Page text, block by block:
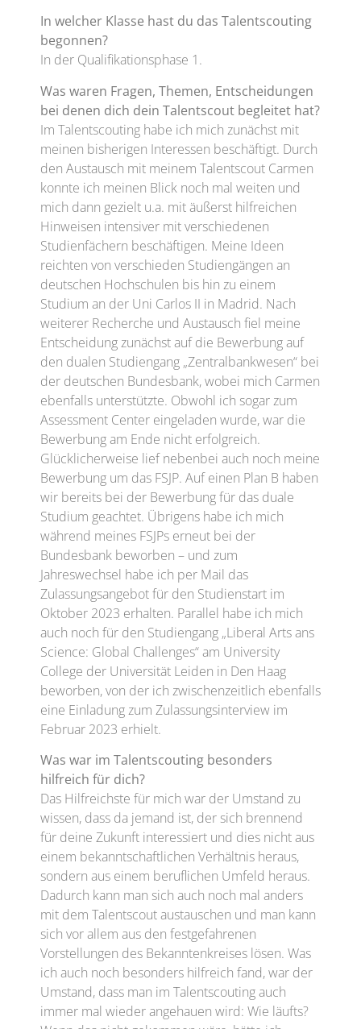
In welcher Klasse hast du das Talentscouting
begonnen?
In der Qualifikationsphase 1.
Was waren Fragen, Themen, Entscheidungen
bei denen dich dein Talentscout begleitet hat?
Im Talentscouting habe ich mich zunächst mit
meinen bisherigen Interessen beschäftigt. Durch
den Austausch mit meinem Talentscout Carmen
konnte ich meinen Blick noch mal weiten und
mich dann gezielt u.a. mit äußerst hilfreichen
Hinweisen intensiver mit verschiedenen
Studienfächern beschäftigen. Meine Ideen
reichten von verschieden Studiengängen an
deutschen Hochschulen bis hin zu einem
Studium an der Uni Carlos II in Madrid. Nach
weiterer Recherche und Austausch fiel meine
Entscheidung zunächst auf die Bewerbung auf
den dualen Studiengang „Zentralbankwesen“ bei
der deutschen Bundesbank, wobei mich Carmen
ebenfalls unterstützte. Obwohl ich sogar zum
Assessment Center eingeladen wurde, war die
Bewerbung am Ende nicht erfolgreich.
Glücklicherweise lief nebenbei auch noch meine
Bewerbung um das FSJP. Auf einen Plan B haben
wir bereits bei der Bewerbung für das duale
Studium geachtet. Übrigens habe ich mich
während meines FSJPs erneut bei der
Bundesbank beworben – und zum
Jahreswechsel habe ich per Mail das
Zulassungsangebot für den Studienstart im
Oktober 2023 erhalten. Parallel habe ich mich
auch noch für den Studiengang „Liberal Arts ans
Science: Global Challenges“ am University
College der Universität Leiden in Den Haag
beworben, von der ich zwischenzeitlich ebenfalls
eine Einladung zum Zulassungsinterview im
Februar 2023 erhielt.
Was war im Talentscouting besonders
hilfreich für dich?
Das Hilfreichste für mich war der Umstand zu
wissen, dass da jemand ist, der sich brennend
für deine Zukunft interessiert und dies nicht aus
einem bekanntschaftlichen Verhältnis heraus,
sondern aus einem beruflichen Umfeld heraus.
Dadurch kann man sich auch noch mal anders
mit dem Talentscout austauschen und man kann
sich vor allem aus den festgefahrenen
Vorstellungen des Bekanntenkreises lösen. Was
ich auch noch besonders hilfreich fand, war der
Umstand, dass man im Talentscouting auch
immer mal wieder angehauen wird: Wie läufts?